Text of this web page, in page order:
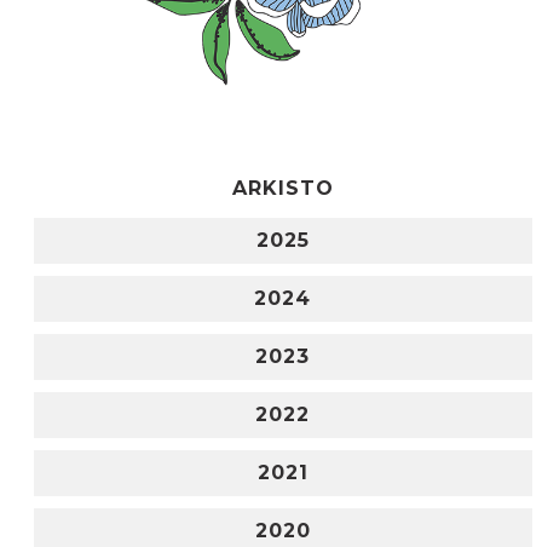
ARKISTO
2025
2024
2023
2022
2021
2020